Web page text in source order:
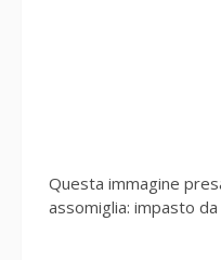
Questa immagine
assomiglia: impasto